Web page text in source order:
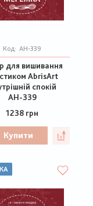
Код: АН-339
для вишивання
AbrisArt
спокій
АН-339
1238 грн
Купити